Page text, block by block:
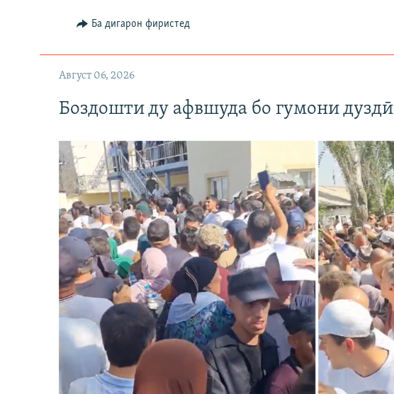
Ба дигарон фиристед
Август 06, 2026
Боздошти ду афвшуда бо гумони дуздӣ